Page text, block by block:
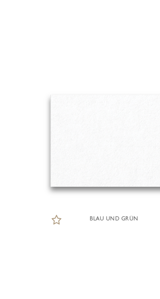
BLAU UND GRÜN